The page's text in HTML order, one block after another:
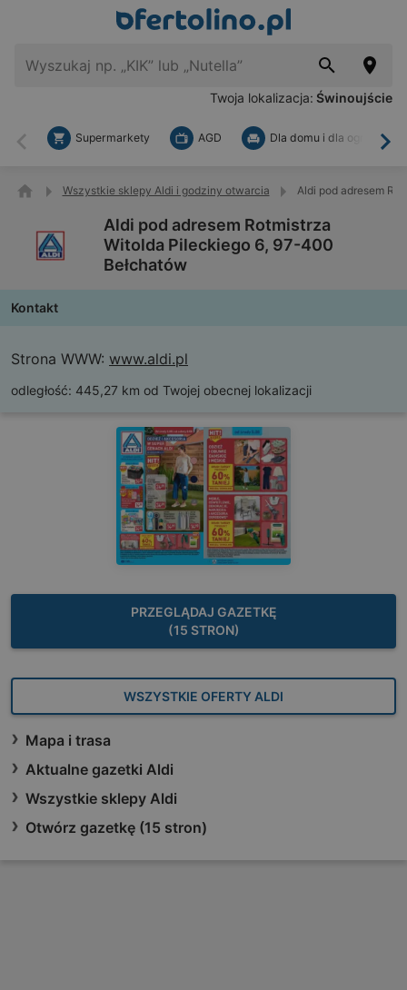
Twoja lokalizacja: Świnoujście
Wstecz
Supermarkety AGD Dla domu i dla ogrodu
Wszystkie sklepy Aldi i godziny otwarcia Aldi pod adresem
Aldi pod adresem Rotmistrza
Witolda Pileckiego 6, 97-400
Bełchatów
Kontakt
Strona WWW: www.aldi.pl
odległość: 445,27 km od Twojej obecnej lokalizacji
PRZEGLĄDAJ GAZETKĘ
(15 STRON)
WSZYSTKIE OFERTY ALDI
Mapa i trasa
Aktualne gazetki Aldi
Wszystkie sklepy Aldi
Otwórz gazetkę (15 stron)